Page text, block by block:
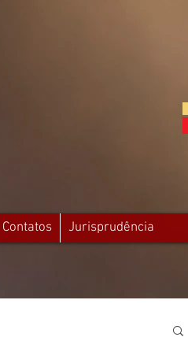
Contatos Jurisprudência